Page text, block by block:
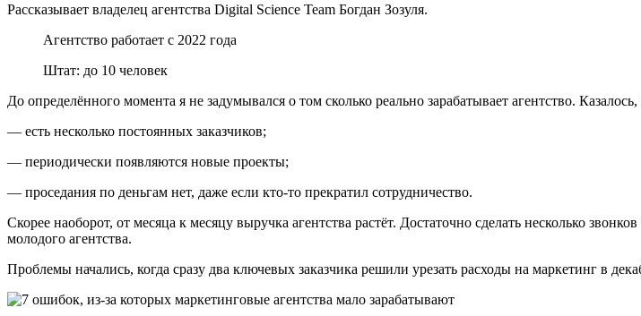
Рассказывает владелец агентства Digital Science Team Богдан Зозуля.
Агентство работает с 2022 года
Штат: до 10 человек
До определённого момента я не задумывался о том сколько реально зарабатывает агентство.
— есть несколько постоянных заказчиков;
— периодически появляются новые проекты;
— проседания по деньгам нет, даже если кто-то прекратил сотрудничество.
Скорее наоборот, от месяца к месяцу выручка агентства растёт. Достаточно сделать несколько
молодого агентства.
Проблемы начались, когда сразу два ключевых заказчика решили урезать расходы на маркетинг в